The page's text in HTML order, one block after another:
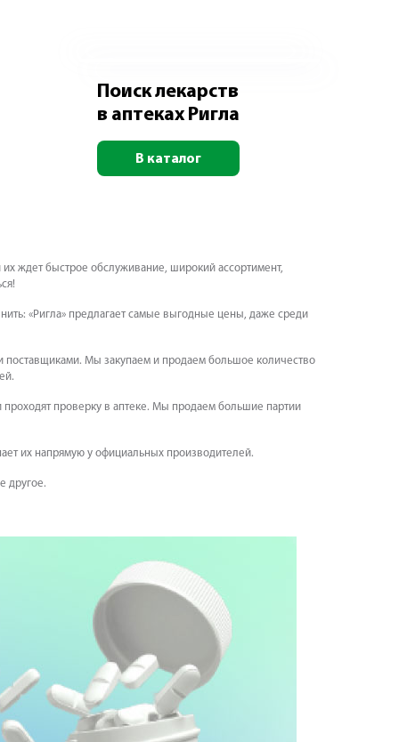
Поиск лекарств
в аптеках Ригла
В каталог
их ждет быстрое обслуживание, широкий ассортимент,
«Ригла» предлагает самые выгодные цены, даже среди
поставщиками. Мы закупаем и продаем большое количество
проверку в аптеке. Мы продаем большие партии
их напрямую у официальных производителей.
другое.